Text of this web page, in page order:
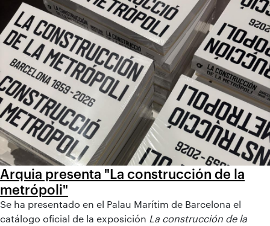
Arquia presenta "La construcción de la
metrópoli"
Se ha presentado en el Palau Marítim de Barcelona el
catálogo oficial de la exposición La construcción de la